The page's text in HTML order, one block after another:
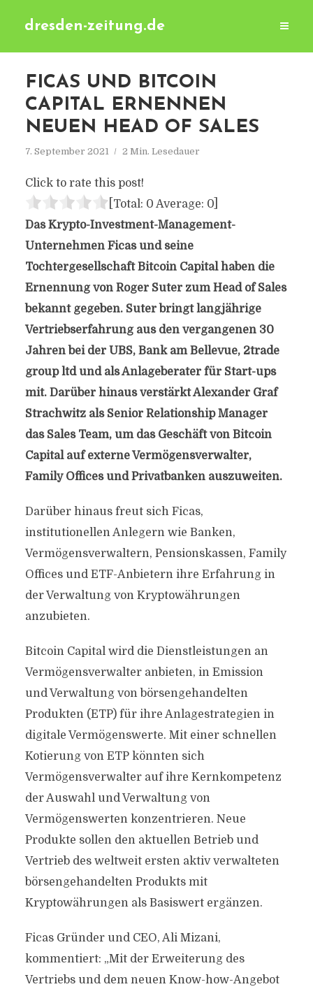
dresden-zeitung.de
FICAS UND BITCOIN
CAPITAL ERNENNEN
NEUEN HEAD OF SALES
7. September 2021 2 Min. Lesedauer
Click to rate this post!
[Total: 0 Average: 0]
Das Krypto-Investment-Management-
Unternehmen Ficas und seine
Tochtergesellschaft Bitcoin Capital haben die
Ernennung von Roger Suter zum Head of Sales
bekannt gegeben. Suter bringt langjährige
Vertriebserfahrung aus den vergangenen 30
Jahren bei der UBS, Bank am Bellevue, 2trade
group ltd und als Anlageberater für Start-ups
mit. Darüber hinaus verstärkt Alexander Graf
Strachwitz als Senior Relationship Manager
das Sales Team, um das Geschäft von Bitcoin
Capital auf externe Vermögensverwalter,
Family Offices und Privatbanken auszuweiten.
Darüber hinaus freut sich Ficas,
institutionellen Anlegern wie Banken,
Vermögensverwaltern, Pensionskassen, Family
Offices und ETF-Anbietern ihre Erfahrung in
der Verwaltung von Kryptowährungen
anzubieten.
Bitcoin Capital wird die Dienstleistungen an
Vermögensverwalter anbieten, in Emission
und Verwaltung von börsengehandelten
Produkten (ETP) für ihre Anlagestrategien in
digitale Vermögenswerte. Mit einer schnellen
Kotierung von ETP könnten sich
Vermögensverwalter auf ihre Kernkompetenz
der Auswahl und Verwaltung von
Vermögenswerten konzentrieren. Neue
Produkte sollen den aktuellen Betrieb und
Vertrieb des weltweit ersten aktiv verwalteten
börsengehandelten Produkts mit
Kryptowährungen als Basiswert ergänzen.
Ficas Gründer und CEO, Ali Mizani,
kommentiert: „Mit der Erweiterung des
Vertriebs und dem neuen Know-how-Angebot